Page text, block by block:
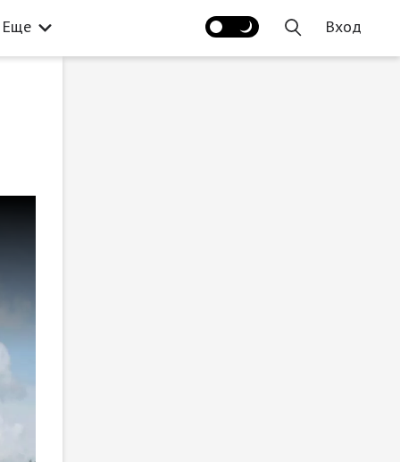
Еще Вход